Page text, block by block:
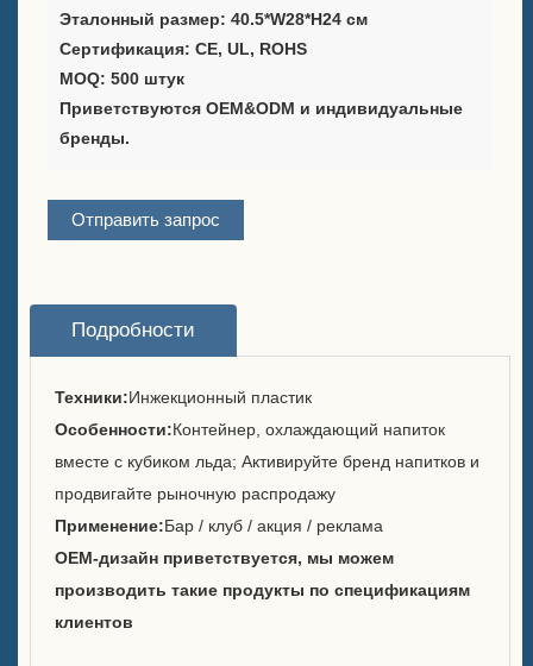
Подставка для меню на
кастомном баре для стола
Ледяное ведро
Открывалка для бутылок на
О компании
Кто мы есть
Бренды, которые мы
обслуживали
Наша команда
Эталонный размер: 40.5*W28*H24 см
Сертификация: CE, UL, ROHS
MOQ: 500 штук
Приветствуются OEM&ODM и индивидуальные
бренды.
Отправить запрос
Подробности
Техники:Инжекционный пластик
Особенности:Контейнер, охлаждающий напиток
вместе с кубиком льда; Активируйте бренд напитков и
продвигайте рыночную распродажу
Применение:Бар / клуб / акция / реклама
OEM-дизайн приветствуется, мы можем
производить такие продукты по спецификациям
клиентов